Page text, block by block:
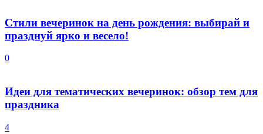
Стили вечеринок на день рождения: выбирай и
празднуй ярко и весело!
0
Идеи для тематических вечеринок: обзор тем для
праздника
4